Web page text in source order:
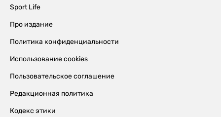
Sport Life
Про издание
Политика конфиденциальности
Использование cookies
Пользовательское соглашение
Редакционная политика
Кодекс этики